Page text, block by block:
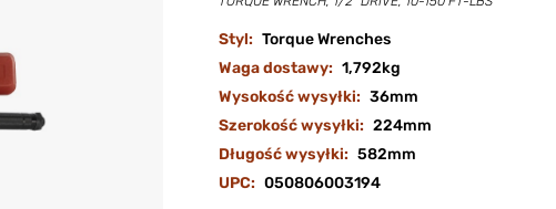
Styl: Torque Wrenches
Waga dostawy: 1,792kg
Wysokość wysyłki: 36mm
Szerokość wysyłki: 224mm
Długość wysyłki: 582mm
UPC: 050806003194